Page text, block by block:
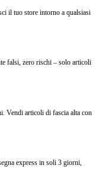
il tuo store intorno a qualsiasi
falsi, zero rischi – solo articoli
Vendi articoli di fascia alta con
express in soli 3 giorni,